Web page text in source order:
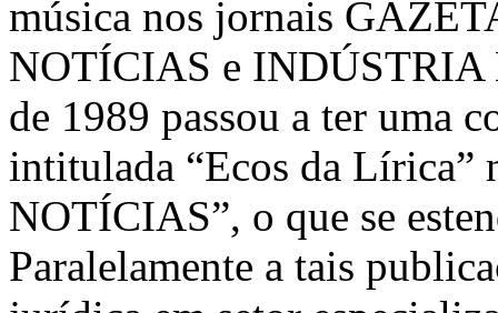
música nos jornais
NOTÍCIAS e INDÚSTRIA
de 1989 passou a ter uma
intitulada “Ecos da
NOTÍCIAS”, o que se
Paralelamente a tais